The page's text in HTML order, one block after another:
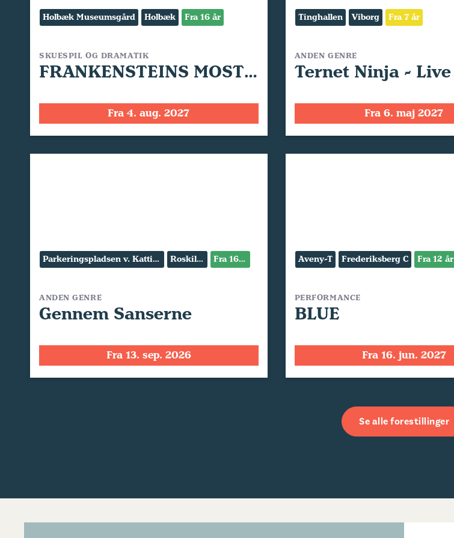
Holbæk Museumsgård Holbæk Fra 16 år
SKUESPIL OG DRAMATIK
FRANKENSTEINS MOSTER
Fra 4. aug. 2027
Tinghallen Viborg Fra 7 år
ANDEN GENRE
Ternet Ninja - Live
Fra 6. maj 2027
Parkeringspladsen v. Kattinge Værk Roskilde Fra 16 år
ANDEN GENRE
Gennem Sanserne
Fra 13. sep. 2026
Aveny-T Frederiksberg C Fra 12 år
PERFORMANCE
BLUE
Fra 16. jun. 2027
Se alle forestillinger